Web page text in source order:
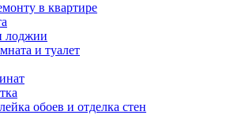
в квартире
лоджии
и туалет
обоев и отделка стен